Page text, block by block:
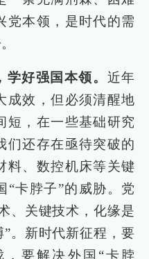
党本领，是时代的需
好强国本领。 近年
成效，但必须清醒地
短，在一些基础研究
们还存在亟待突破的
料、数控机床等关键
“卡脖子”的威胁。党
、关键技术，化缘是
。新时代新征程，要
要解决外国“卡脖